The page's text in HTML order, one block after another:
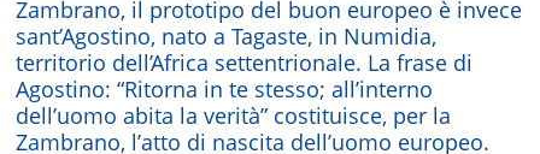
Zambrano, il prototipo del buon europeo è invece
sant’Agostino, nato a Tagaste, in Numidia,
territorio dell’Africa settentrionale. La frase di
Agostino: “Ritorna in te stesso; all’interno
dell’uomo abita la verità” costituisce, per la
Zambrano, l’atto di nascita dell’uomo europeo.